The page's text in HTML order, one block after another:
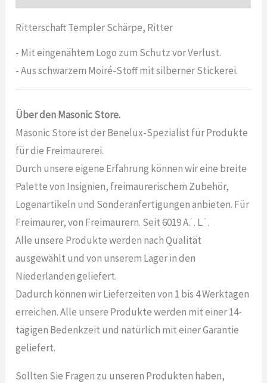
Ritterschaft Templer Schärpe, Ritter
- Mit eingenähtem Logo zum Schutz vor Verlust.
- Aus schwarzem Moiré-Stoff mit silberner Stickerei.
Über den Masonic Store.
Masonic Store ist der Benelux-Spezialist für Produkte
für die Freimaurerei.
Durch unsere eigene Erfahrung können wir eine breite
Palette von Insignien, freimaurerischem Zubehör,
Logenartikeln und Sonderanfertigungen anbieten. Für
Freimaurer, von Freimaurern. Seit 6019 A.˙. L.˙.
Alle unsere Produkte werden nach Qualität
ausgewählt und von unserem Lager in den
Niederlanden geliefert.
Dadurch können wir Lieferzeiten von 1 bis 4 Werktagen
erreichen. Alle unsere Produkte werden mit einer 14-
tägigen Bedenkzeit und natürlich mit einer Garantie
geliefert.
Sollten Sie Fragen zu unseren Produkten haben,